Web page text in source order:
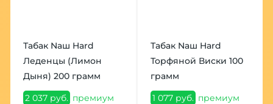
Табак Nаш Hard
Леденцы (Лимон
Дыня) 200 грамм
2 037 руб. премиум
Табак Nаш Hard
Торфяной Виски 100
грамм
1 077 руб. премиум